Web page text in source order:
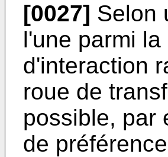
[0027] Selon
l'une parmi
d'interaction
roue de
possible, par
de